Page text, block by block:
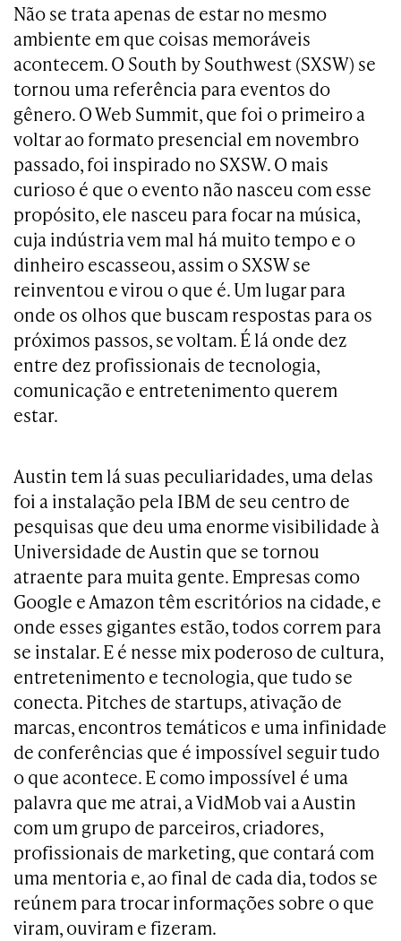
Não se trata apenas de estar no mesmo
ambiente em que coisas memoráveis
acontecem. O South by Southwest (SXSW) se
tornou uma referência para eventos do
gênero. O Web Summit, que foi o primeiro a
voltar ao formato presencial em novembro
passado, foi inspirado no SXSW. O mais
curioso é que o evento não nasceu com esse
propósito, ele nasceu para focar na música,
cuja indústria vem mal há muito tempo e o
dinheiro escasseou, assim o SXSW se
reinventou e virou o que é. Um lugar para
onde os olhos que buscam respostas para os
próximos passos, se voltam. É lá onde dez
entre dez profissionais de tecnologia,
comunicação e entretenimento querem
estar.
Austin tem lá suas peculiaridades, uma delas
foi a instalação pela IBM de seu centro de
pesquisas que deu uma enorme visibilidade à
Universidade de Austin que se tornou
atraente para muita gente. Empresas como
Google e Amazon têm escritórios na cidade, e
onde esses gigantes estão, todos correm para
se instalar. E é nesse mix poderoso de cultura,
entretenimento e tecnologia, que tudo se
conecta. Pitches de startups, ativação de
marcas, encontros temáticos e uma infinidade
de conferências que é impossível seguir tudo
o que acontece. E como impossível é uma
palavra que me atrai, a VidMob vai a Austin
com um grupo de parceiros, criadores,
profissionais de marketing, que contará com
uma mentoria e, ao final de cada dia, todos se
reúnem para trocar informações sobre o que
viram, ouviram e fizeram.